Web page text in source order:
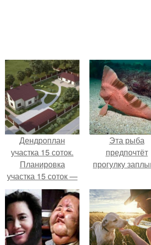
Дендроплан
участка 15 соток.
Планировка
участка 15 соток —
пошаговая
инструкция, как
обустроить свой
участок под ключ!
(фото и видео)
Эта рыба
предпочтёт
прогулку